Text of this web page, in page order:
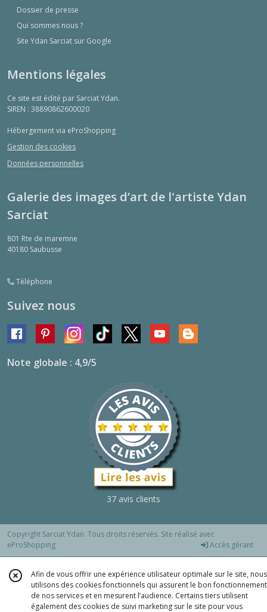
Dossier de presse
Qui sommes nous ?
Site Ydan Sarciat sur Google
Mentions légales
Ce site est édité par Sarciat Ydan.
SIREN : 38890862600020
Hébergement via eProShopping
Gestion des cookies
Données personnelles
Galerie des images d’art de l'artiste Ydan
Sarciat
801 Rte de maremne
40180 Saubusse
Téléphone
Suivez nous
Note globale : 4,9/5
37 avis clients
Copyright Sarciat Ydan. Tous droits réservés. Site réalisé avec
eProShopping
Accès gérant
Afin de vous offrir une expérience utilisateur optimale sur le site, nous
utilisons des cookies fonctionnels qui assurent le bon fonctionnement
de nos services et en mesurent l’audience. Certains tiers utilisent
également des cookies de suivi marketing sur le site pour vous